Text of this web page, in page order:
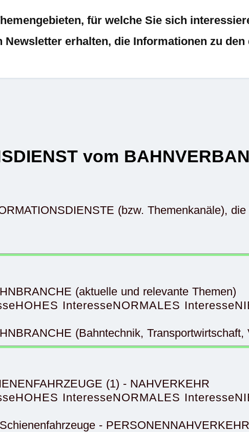
für welche Sie sich
Newsletter erhalten, die Informationen zu
vom
(bzw. Themenkanäle),
(aktuelle und relevante Themen)
HOHES InteresseNORMALES Interesse
(Bahntechnik, Transportwirtschaft,
(1) - NAHVERKEHR
HOHES InteresseNORMALES Interesse
- PERSONENNAHVERKEHR